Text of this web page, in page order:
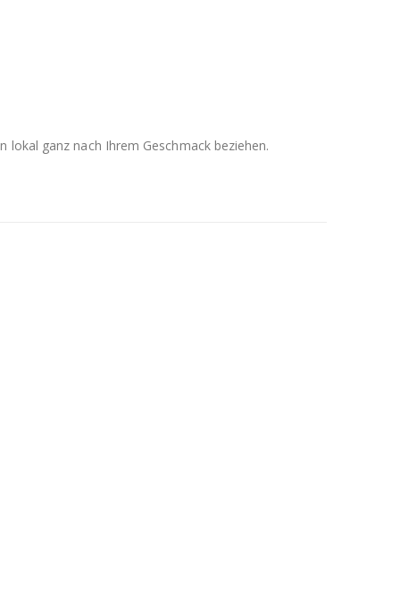
lokal ganz nach Ihrem Geschmack beziehen.